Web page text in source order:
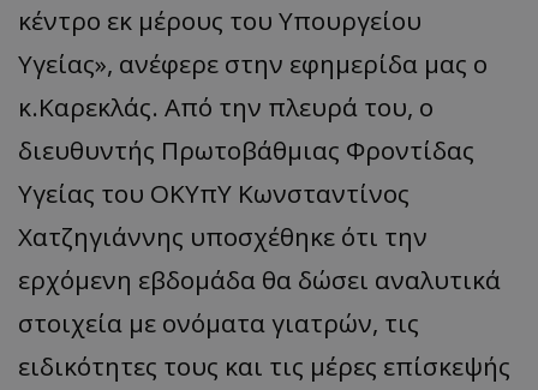
κέντρο εκ μέρους του Υπουργείου
Υγείας», ανέφερε στην εφημερίδα μας ο
κ.Καρεκλάς. Από την πλευρά του, ο
διευθυντής Πρωτοβάθμιας Φροντίδας
Υγείας του ΟΚΥπΥ Κωνσταντίνος
Χατζηγιάννης υποσχέθηκε ότι την
ερχόμενη εβδομάδα θα δώσει αναλυτικά
στοιχεία με ονόματα γιατρών, τις
ειδικότητες τους και τις μέρες επίσκεψής